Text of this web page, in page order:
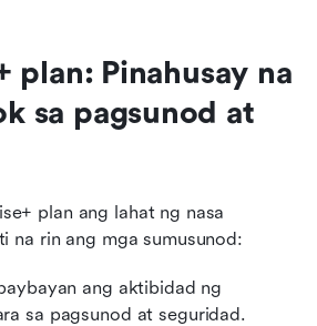
plan: Pinahusay na
sa pagsunod at
plan ang lahat ng nasa
na rin ang mga sumusunod:
ang aktibidad ng
sa pagsunod at seguridad.